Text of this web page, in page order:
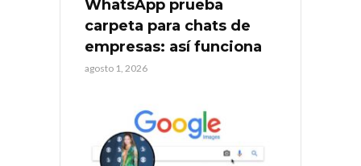
WhatsApp prueba
carpeta para chats de
empresas: así funciona
agosto 1, 2026